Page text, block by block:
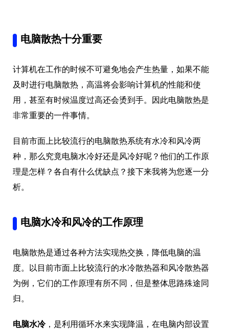
电脑散热十分重要
计算机在工作的时候不可避免地会产生热量，如果不能
及时进行电脑散热，高温将会影响计算机的性能和使
用，甚至有时候温度过高还会烫到手。因此电脑散热是
非常重要的一件事情。
目前市面上比较流行的电脑散热系统有水冷和风冷两
种，那么究竟电脑水冷好还是风冷好呢？他们的工作原
理是怎样？各自有什么优缺点？接下来我将为您逐一分
析。
电脑水冷和风冷的工作原理
电脑散热是通过各种方法实现热交换，降低电脑的温
度。以目前市面上比较流行的水冷散热器和风冷散热器
为例，它们的工作原理有所不同，但是整体思路殊途同
归。
电脑水冷，是利用循环水来实现降温，在电脑内部设置